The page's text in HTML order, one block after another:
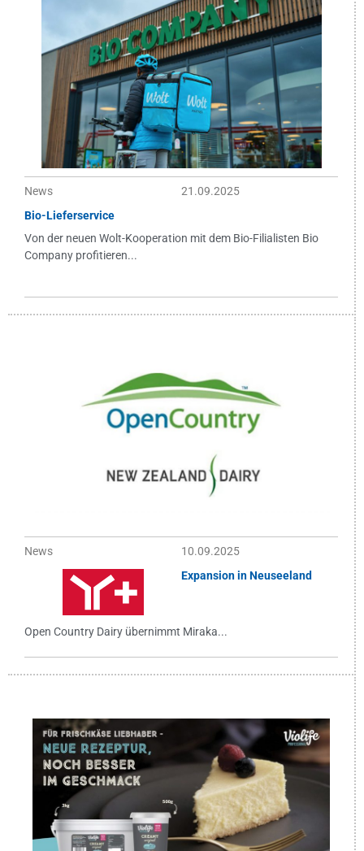
News
21.09.2025
Bio-Lieferservice
Von der neuen Wolt-Kooperation mit dem Bio-Filialisten Bio
Company profitieren...
News
10.09.2025
Expansion in Neuseeland
Open Country Dairy übernimmt Miraka...